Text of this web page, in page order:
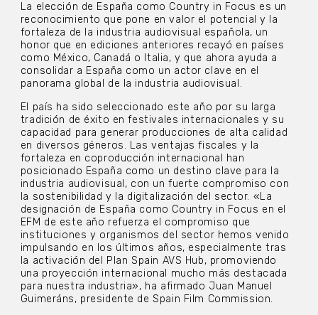
La elección de España como Country in Focus es un
reconocimiento que pone en valor el potencial y la
fortaleza de la industria audiovisual española, un
honor que en ediciones anteriores recayó en países
como México, Canadá o Italia, y que ahora ayuda a
consolidar a España como un actor clave en el
panorama global de la industria audiovisual.
El país ha sido seleccionado este año por su larga
tradición de éxito en festivales internacionales y su
capacidad para generar producciones de alta calidad
en diversos géneros. Las ventajas fiscales y la
fortaleza en coproducción internacional han
posicionado España como un destino clave para la
industria audiovisual, con un fuerte compromiso con
la sostenibilidad y la digitalización del sector. «La
designación de España como Country in Focus en el
EFM de este año refuerza el compromiso que
instituciones y organismos del sector hemos venido
impulsando en los últimos años, especialmente tras
la activación del Plan Spain AVS Hub, promoviendo
una proyección internacional mucho más destacada
para nuestra industria», ha afirmado Juan Manuel
Guimeráns, presidente de Spain Film Commission.